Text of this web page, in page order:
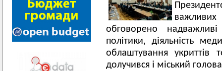
обговорено
політики, діяльність
облаштування укриттів
долучився і міський